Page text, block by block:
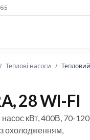
/ Теплові насоси /
28 WI-FI
кВт, 400В, 70-
з охолодженням,